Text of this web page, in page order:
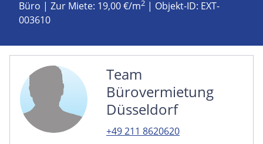
Büro | Zur Miete: 19,00 €/m2 | Objekt-ID: EXT-
003610
Team
Bürovermietung
Düsseldorf
+49 211 8620620